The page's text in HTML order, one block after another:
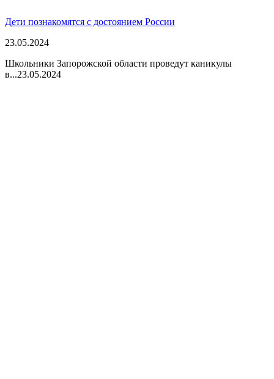
Дети познакомятся с достоянием России
23.05.2024
Школьники Запорожской области проведут каникулы
в...23.05.2024